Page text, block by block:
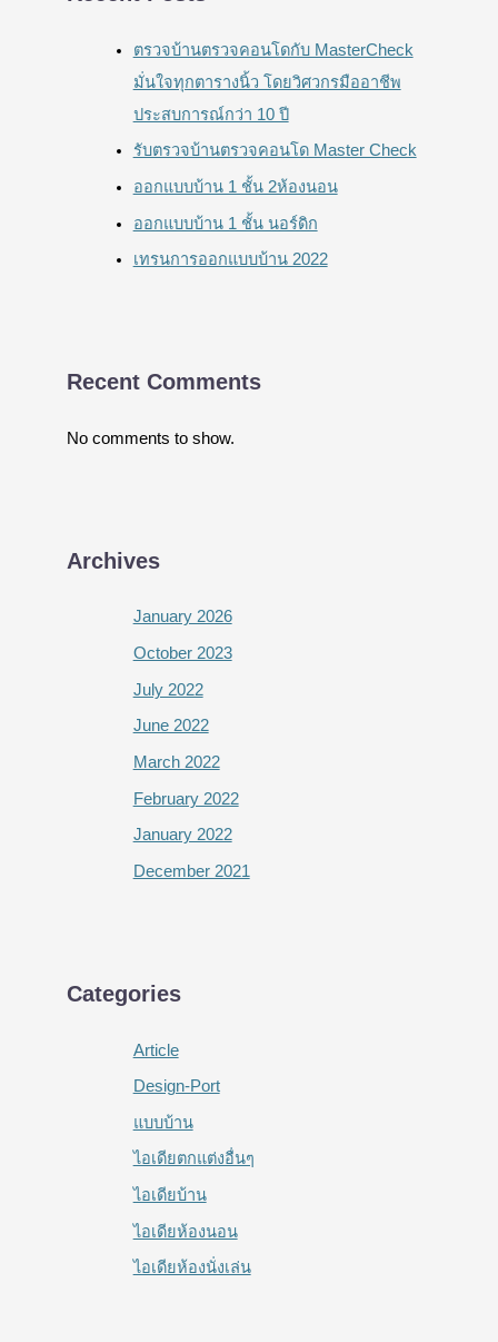
ตรวจบ้านตรวจคอนโดกับ MasterCheck
มั่นใจทุกตารางนิ้ว โดยวิศวกรมืออาชีพ
ประสบการณ์กว่า 10 ปี
รับตรวจบ้านตรวจคอนโด Master Check
ออกแบบบ้าน 1 ชั้น 2ห้องนอน
ออกแบบบ้าน 1 ชั้น นอร์ดิก
เทรนการออกแบบบ้าน 2022
Recent Comments
No comments to show.
Archives
January 2026
October 2023
July 2022
June 2022
March 2022
February 2022
January 2022
December 2021
Categories
Article
Design-Port
แบบบ้าน
ไอเดียตกแต่งอื่นๆ
ไอเดียบ้าน
ไอเดียห้องนอน
ไอเดียห้องนั่งเล่น